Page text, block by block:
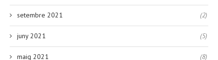
setembre 2021 (2)
juny 2021 (5)
maig 2021 (8)